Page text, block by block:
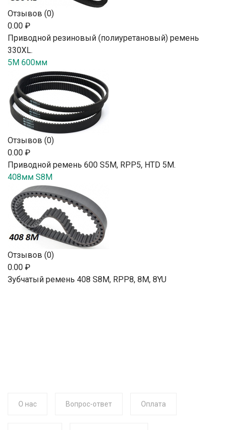
Отзывов (0)
0.00 ₽
Приводной резиновый (полиуретановый) ремень
330XL.
5M 600мм
Отзывов (0)
0.00 ₽
Приводной ремень 600 S5M, RPP5, HTD 5М.
408мм S8M
Отзывов (0)
0.00 ₽
Зубчатый ремень 408 S8M, RPP8, 8М, 8YU
О нас Вопрос-ответ Оплата